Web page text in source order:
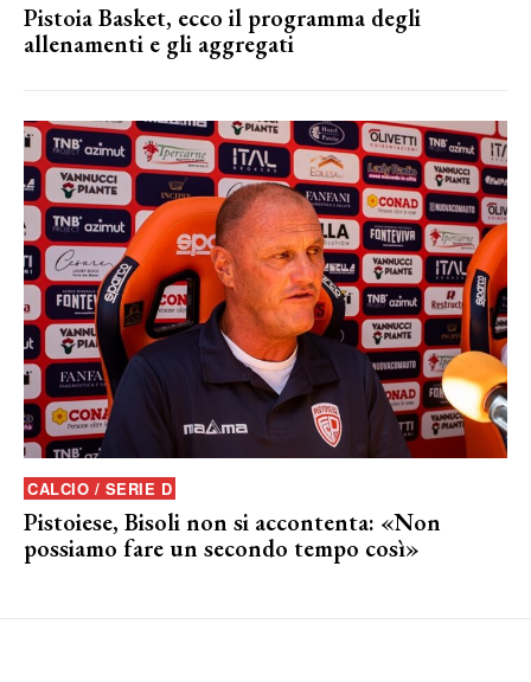
Pistoia Basket, ecco il programma degli
allenamenti e gli aggregati
CALCIO / SERIE D
Pistoiese, Bisoli non si accontenta: «Non
possiamo fare un secondo tempo così»